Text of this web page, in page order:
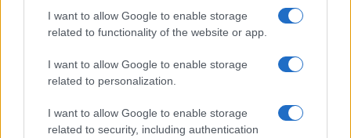
I want to allow Google to enable storage
related to functionality of the website or app.
I want to allow Google to enable storage
related to personalization.
I want to allow Google to enable storage
related to security, including authentication
Delta Center
Meteo Olbia 9 agosto, temperature in calo